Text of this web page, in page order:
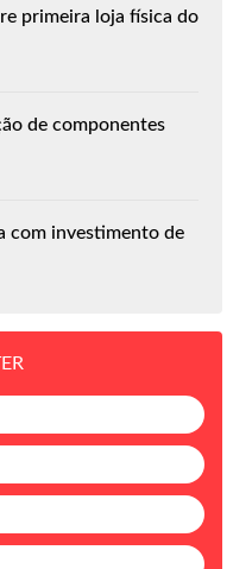
primeira loja física do
de componentes
com investimento de